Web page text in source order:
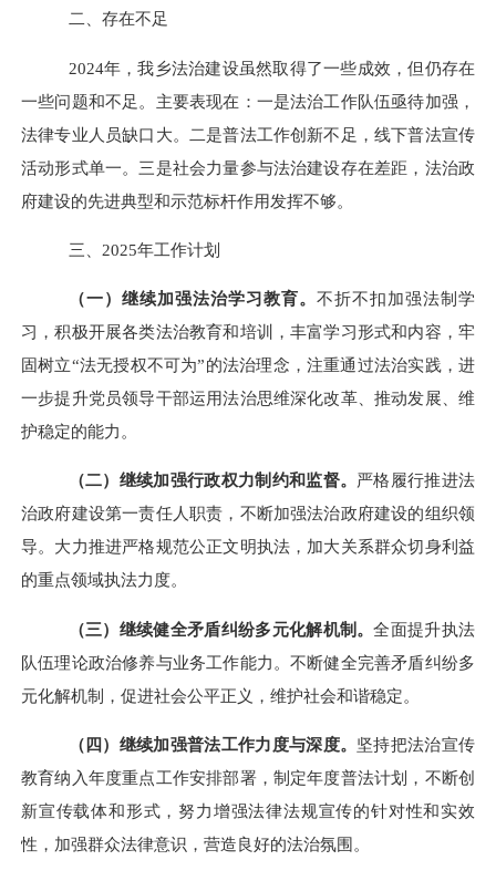
二、存在不足
2024年 ，我乡法治建设虽然取得了一些成效，但仍存在
一些问题和不足。主要表现在：一是法治工作队伍亟待加强，
法律专业人员缺口大。二是普法工作创新不足，线下普法宣传
活动形式单一。三是社会力量参与法治建设存在差距，法治政
府建设的先进典型和示范标杆作用发挥不够。
三、 2025年工作计划
（一）继续加强法治学习教育。 不折不扣加强法制学
习，积极开展各类法治教育和培训，丰富学习形式和内容，牢
固树立“法无授权不可为”的法治理念，注重通过法治实践，进
一步提升党员领导干部运用法治思维深化改革、推动发展、维
护稳定的能力。
（二）继续加强行政权力制约和监督。 严格履行推进法
治政府建设第一责任人职责，不断加强法治政府建设的组织领
导。大力推进严格规范公正文明执法，加大关系群众切身利益
的重点领域执法力度。
（三）继续健全矛盾纠纷多元化解机制。全面提升执法
队伍理论政治修养与业务工作能力。不断健全完善矛盾纠纷多
元化解机制，促进社会公平正义，维护社会和谐稳定。
（四）继续加强普法工作力度与深度。 坚持把法治宣传
教育纳入年度重点工作安排部署，制定年度普法计划，不断创
新宣传载体和形式，努力增强法律法规宣传的针对性和实效
性，加强群众法律意识，营造良好的法治氛围。